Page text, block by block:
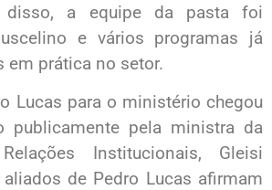
disso, a equipe da pasta foi
e vários programas já
prática no setor.
Lucas para o ministério chegou
publicamente pela ministra da
Institucionais, Gleisi
de Pedro Lucas afirmam